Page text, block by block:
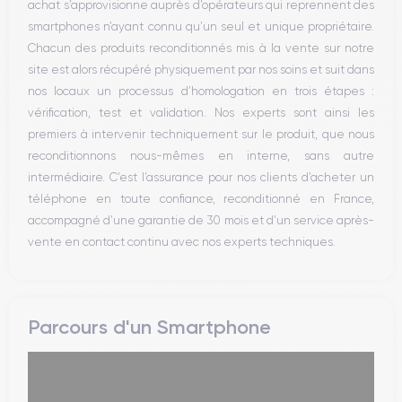
WiFi
Réseau
Vibreur
Prise USB
achat s’approvisionne auprès d’opérateurs qui reprennent des
smartphones n’ayant connu qu’un seul et unique propriétaire.
Chacun des produits reconditionnés mis à la vente sur notre
site est alors récupéré physiquement par nos soins et suit dans
nos locaux un processus d’homologation en trois étapes :
vérification, test et validation. Nos experts sont ainsi les
premiers à intervenir techniquement sur le produit, que nous
reconditionnons nous-mêmes en interne, sans autre
intermédiaire. C’est l’assurance pour nos clients d’acheter un
téléphone en toute confiance, reconditionné en France,
accompagné d’une garantie de 30 mois et d’un service après-
vente en contact continu avec nos experts techniques.
Parcours d'un Smartphone